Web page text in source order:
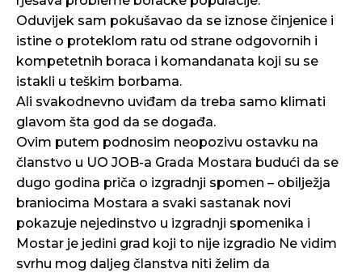
Oduvijek sam pokušavao da se iznose činjenice i
istine o proteklom ratu od strane odgovornih i
kompetetnih boraca i komandanata koji su se
istakli u teškim borbama.
Ali svakodnevno uviđam da treba samo klimati
glavom šta god da se događa.
Ovim putem podnosim neopozivu ostavku na
članstvo u UO JOB-a Grada Mostara budući da se
dugo godina priča o izgradnji spomen – obilježja
braniocima Mostara a svaki sastanak novi
pokazuje nejedinstvo u izgradnji spomenika i
Mostar je jedini grad koji to nije izgradio Ne vidim
svrhu mog daljeg članstva niti želim da